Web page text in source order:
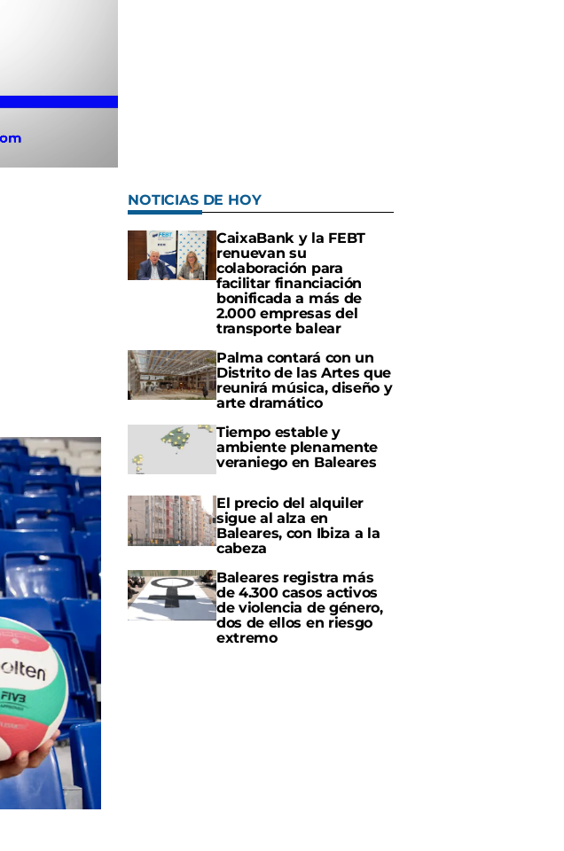
NOTICIAS DE HOY
CaixaBank y la FEBT
renuevan su
colaboración para
facilitar financiación
bonificada a más de
2.000 empresas del
transporte balear
Palma contará con un
Distrito de las Artes que
reunirá música, diseño y
arte dramático
Tiempo estable y
ambiente plenamente
veraniego en Baleares
El precio del alquiler
sigue al alza en
Baleares, con Ibiza a la
cabeza
Baleares registra más
de 4.300 casos activos
de violencia de género,
dos de ellos en riesgo
extremo